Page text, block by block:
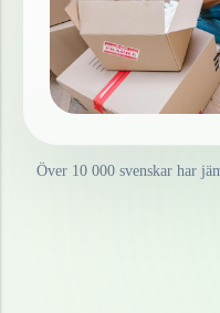
Över 10 000 svenskar har